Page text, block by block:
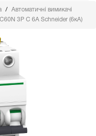
Автоматичні вимикачі
3Р C 6А Schneider (6кА)